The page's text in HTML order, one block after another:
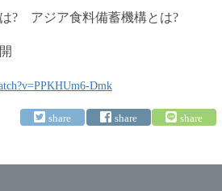
? アジア食料備蓄機構とは?
Dmk